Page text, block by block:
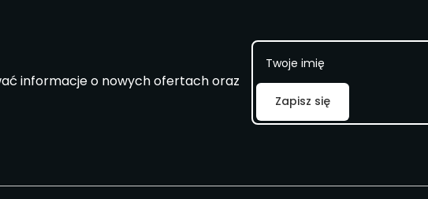
informacje o nowych ofertach oraz
m
i
Zapisz się